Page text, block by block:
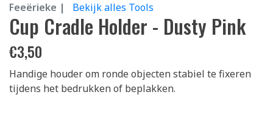
Feeërieke | Bekijk alles Tools
Cup Cradle Holder - Dusty Pink
€3,50
Handige houder om ronde objecten stabiel te fixeren
tijdens het bedrukken of beplakken.